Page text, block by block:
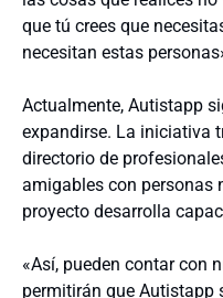
que tú crees que
necesitan estas
Actualmente, Autistapp
expandirse. La iniciativa
directorio de
amigables con personas
proyecto desarrolla
«Así, pueden contar con
permitirán que Autistapp